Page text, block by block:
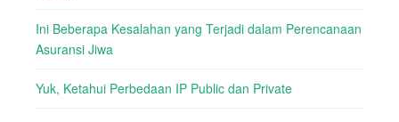
Ini Beberapa Kesalahan yang Terjadi dalam Perencanaan
Asuransi Jiwa
Yuk, Ketahui Perbedaan IP Public dan Private